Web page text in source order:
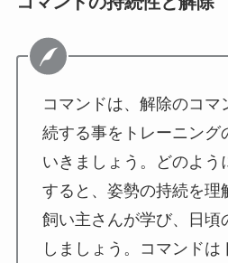
コマンドは、解除のコマ
続する事をトレーニング
いきましょう。どのよう
すると、姿勢の持続を理
飼い主さんが学び、日頃
しましょう。コマンド